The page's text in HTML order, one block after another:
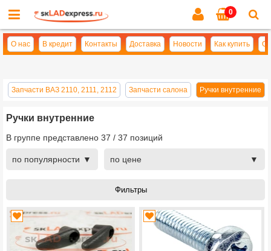
0
О нас В кредит Контакты Доставка Новости Как купить
Запчасти ВАЗ 2110, 2111, 2112 Запчасти салона Ручки внутренние
Ручки внутренние
В группе представлено 37 / 37 позиций
по популярности по цене